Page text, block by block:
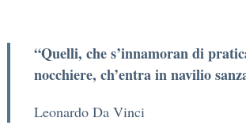
“Quelli, che s’innamoran di
nocchiere, ch’entra in navilio
Leonardo Da Vinci